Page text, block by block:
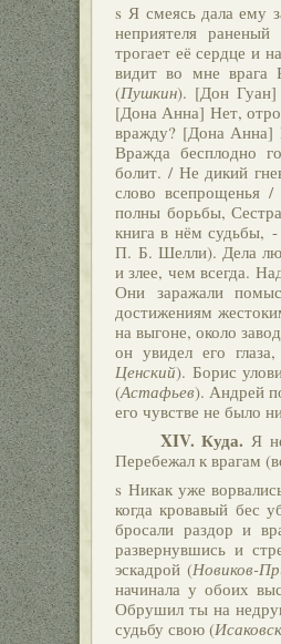
s Я смеясь дала ему
неприятеля
трогает её сердце и
видит во мне врага
(Пушкин). [Дон Гуан]
[Дона Анна] Нет,
вражду? [Дона Анна]
Вражда бесплодно
болит. / Не дикий
слово всепрощенья
полны борьбы,
книга в нём судьбы,
П. Б. Шелли). Дела
и злее, чем всегда.
Они заражали
достижениям
на выгоне, около
он увидел его
Ценский). Борис
(Астафьев). Андрей
его чувстве не было
XIV. Куда. Я
Перебежал к врагам
s Никак уже
когда кровавый бес
бросали раздор и
развернувшись и
эскадрой (Новиков-
начинала у обоих
Обрушил ты на
судьбу свою (